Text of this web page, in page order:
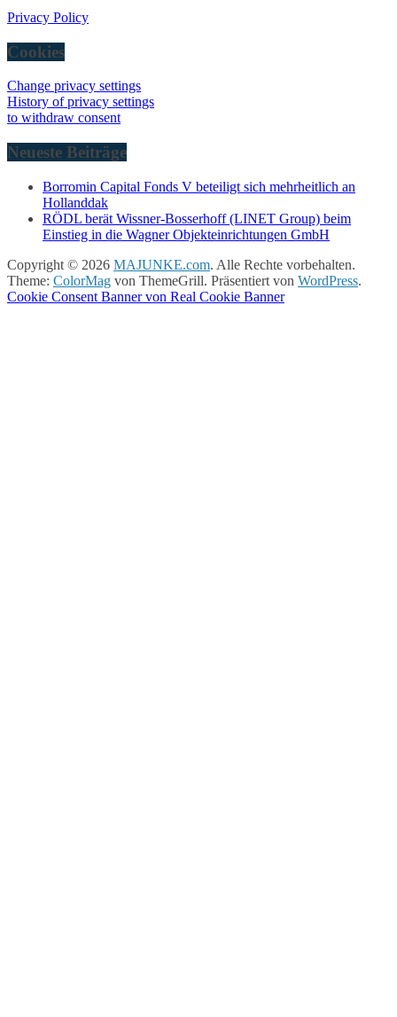
Privacy Policy
Cookies
Change privacy settings
History of privacy settings
to withdraw consent
Neueste Beiträge
Borromin Capital Fonds V beteiligt sich mehrheitlich an
Hollanddak
RÖDL berät Wissner-Bosserhoff (LINET Group) beim
Einstieg in die Wagner Objekteinrichtungen GmbH
Copyright © 2026 MAJUNKE.com. Alle Rechte vorbehalten.
Theme: ColorMag von ThemeGrill. Präsentiert von WordPress.
Cookie Consent Banner von Real Cookie Banner